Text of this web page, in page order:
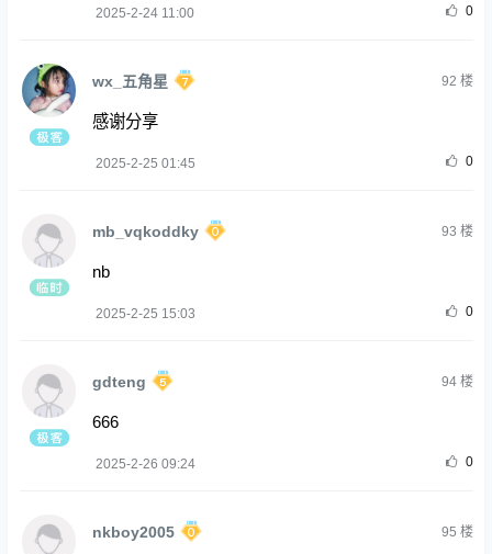
2025-2-24 11:00 0
wx_五角星 92 楼
感谢分享
2025-2-25 01:45 0
mb_vqkoddky 93 楼
nb
2025-2-25 15:03 0
gdteng 94楼
666
2025-2-26 09:24 0
nkboy2005 95 楼